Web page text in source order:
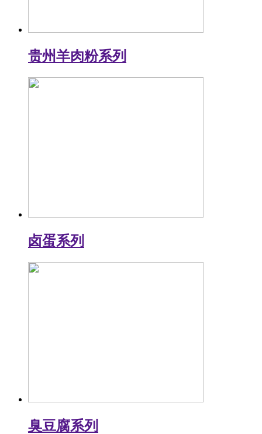
贵州羊肉粉系列
卤蛋系列
臭豆腐系列